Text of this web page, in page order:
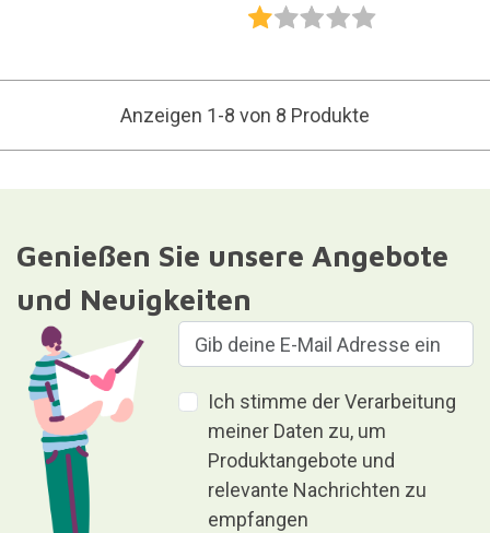
Anzeigen 1-8 von 8 Produkte
Genießen Sie unsere Angebote
und Neuigkeiten
Ich stimme der Verarbeitung
meiner Daten zu, um
Produktangebote und
relevante Nachrichten zu
empfangen